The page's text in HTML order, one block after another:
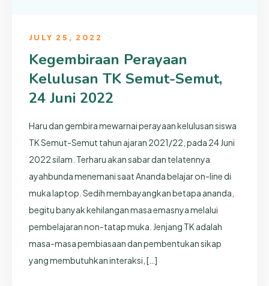
JULY 25, 2022
Kegembiraan Perayaan
Kelulusan TK Semut-Semut,
24 Juni 2022
Haru dan gembira mewarnai perayaan kelulusan siswa
TK Semut-Semut tahun ajaran 2021/22, pada 24 Juni
2022 silam. Terharu akan sabar dan telatennya
ayahbunda menemani saat Ananda belajar on-line di
muka laptop. Sedih membayangkan betapa ananda,
begitu banyak kehilangan masa emasnya melalui
pembelajaran non-tatap muka. Jenjang TK adalah
masa-masa pembiasaan dan pembentukan sikap
yang membutuhkan interaksi, […]